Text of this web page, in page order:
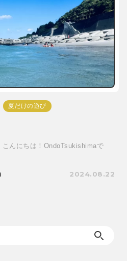
夏だけの遊び
んにちは！OndoTsukishimaで
2024.08.22